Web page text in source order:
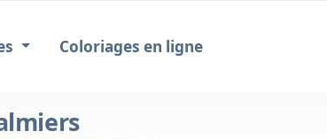
Coloriages en ligne